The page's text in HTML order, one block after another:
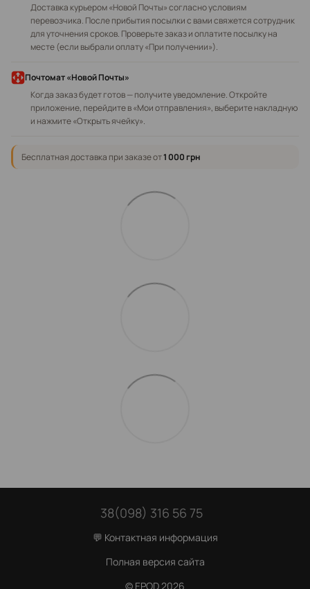
Доставка курьером «Новой Почты» согласно условиям
перевозчика. После прибытия посылки с вами свяжется сотрудник
для уточнения сроков. Проверьте заказ и оплатите посылку на
месте (если выбрали оплату «При получении»).
Почтомат «Новой Почты»
Когда заказ будет готов — получите уведомление. Откройте
приложение, перейдите в «Мои отправления», выберите накладную
и нажмите «Открыть ячейку».
Бесплатная доставка при заказе от1 000 грн
38(098) 316 56 75
💬 Контактная информация
Полная версия сайта
© EPOD 2026